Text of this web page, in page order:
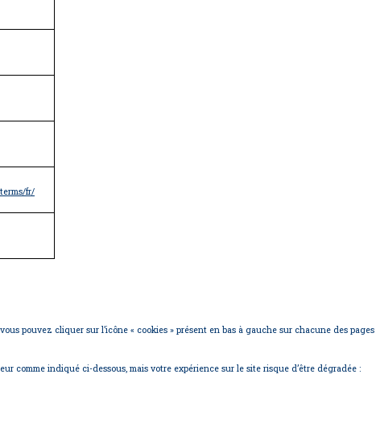
fr/
pouvez cliquer sur l’icône « cookies » présent en bas à gauche sur chacune des
comme indiqué ci-dessous, mais votre expérience sur le site risque d’être dégradée :